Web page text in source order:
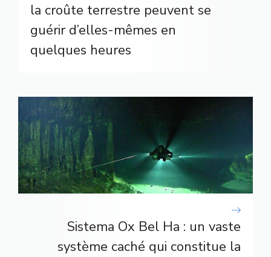
la croûte terrestre peuvent se
guérir d’elles-mêmes en
quelques heures
Sistema Ox Bel Ha : un vaste
système caché qui constitue la